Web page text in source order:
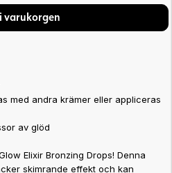
varukorgen
med andra krämer eller appliceras
av glöd
Elixir Bronzing Drops! Denna
skimrande effekt och kan